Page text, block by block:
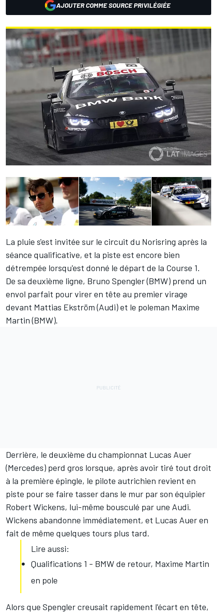
AJOUTER COMME SOURCE PRIVILÉGIÉE
La pluie s'est invitée sur le circuit du Norisring après la
séance qualificative, et la piste est encore bien
détrempée lorsqu'est donné le départ de la Course 1.
De sa deuxième ligne, Bruno Spengler (BMW) prend un
envol parfait pour virer en tête au premier virage
devant Mattias Ekström (Audi) et le poleman Maxime
Martin (BMW).
Derrière, le deuxième du championnat Lucas Auer
(Mercedes) perd gros lorsque, après avoir tiré tout droit
à la première épingle, le pilote autrichien revient en
piste pour se faire tasser dans le mur par son équipier
Robert Wickens, lui-même bousculé par une Audi.
Wickens abandonne immédiatement, et Lucas Auer en
fait de même quelques tours plus tard.
Lire aussi:
Qualifications 1 - BMW de retour, Maxime Martin
en pole
Alors que Spengler creusait rapidement l'écart en tête,